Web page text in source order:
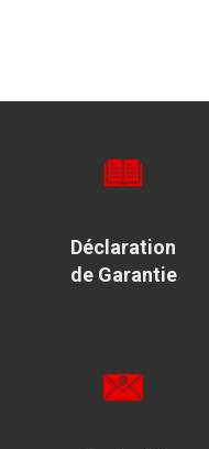
Déclaration
de Garantie